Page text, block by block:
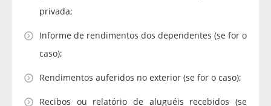
privada;
Informe de rendimentos dos dependentes (se for o
caso);
Rendimentos auferidos no exterior (se for o caso);
Recibos ou relatório de aluguéis recebidos (se